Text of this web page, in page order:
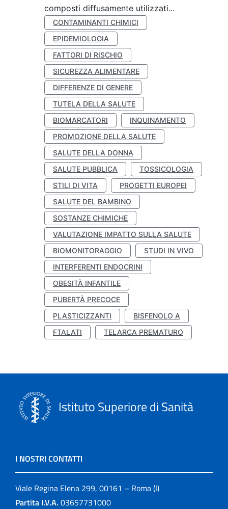
composti diffusamente utilizzati...
CONTAMINANTI CHIMICI
EPIDEMIOLOGIA
FATTORI DI RISCHIO
SICUREZZA ALIMENTARE
DIFFERENZE DI GENERE
TUTELA DELLA SALUTE
BIOMARCATORI
INQUINAMENTO
PROMOZIONE DELLA SALUTE
SALUTE DELLA DONNA
SALUTE PUBBLICA
TOSSICOLOGIA
STILI DI VITA
PROGETTI EUROPEI
SALUTE DEL BAMBINO
SOSTANZE CHIMICHE
VALUTAZIONE IMPATTO SULLA SALUTE
BIOMONITORAGGIO
STUDI IN VIVO
INTERFERENTI ENDOCRINI
OBESITÀ INFANTILE
PUBERTÀ PRECOCE
PLASTICIZZANTI
BISFENOLO A
FTALATI
TELARCA PREMATURO
Istituto Superiore di Sanità
I NOSTRI CONTATTI
Viale Regina Elena 299, 00161 – Roma (I)
Partita I.V.A. 03657731000